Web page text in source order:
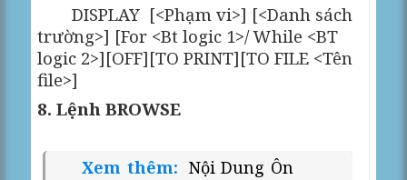
DISPLAY [<Phạm vi>] [<Danh sách
trường>] [For <Bt logic 1>/ While <BT
logic 2>][OFF][TO PRINT][TO FILE <Tên
file>]
8. Lệnh BROWSE
Xem thêm: Nội Dung Ôn